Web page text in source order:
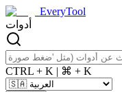
EveryTool
أدوات
CTRL + K | ⌘ + K